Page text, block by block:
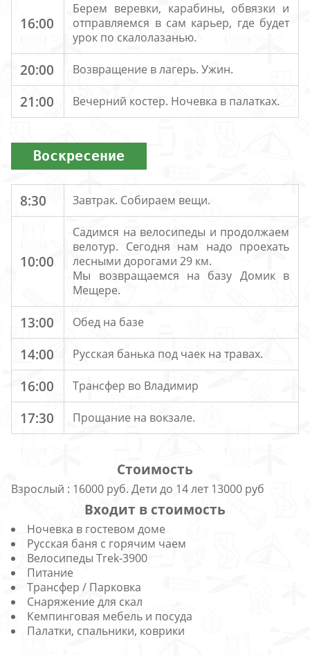
16:00
Берем веревки, карабины, обвязки и
отправляемся в сам карьер, где будет
урок по скалолазанью.
20:00 Возвращение в лагерь. Ужин.
21:00 Вечерний костер. Ночевка в палатках.
Воскресение
8:30 Завтрак. Собираем вещи.
10:00
Садимся на велосипеды и продолжаем
велотур. Сегодня нам надо проехать
лесными дорогами 29 км.
Мы возвращаемся на базу Домик в
Мещере.
13:00 Обед на базе
14:00 Русская банька под чаек на травах.
16:00 Трансфер во Владимир
17:30 Прощание на вокзале.
Стоимость
Взрослый : 16000 руб. Дети до 14 лет 13000 руб
Входит в стоимость
Ночевка в гостевом доме
Русская баня с горячим чаем
Велосипеды Trek-3900
Питание
Трансфер / Парковка
Снаряжение для скал
Кемпинговая мебель и посуда
Палатки, спальники, коврики